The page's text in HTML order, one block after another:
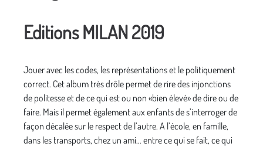
Editions MILAN 2019
Jouer avec les codes, les représentations et le politiquement
correct. Cet album très drôle permet de rire des injonctions
de politesse et de ce qui est ou non «bien élevé» de dire ou de
faire. Mais il permet également aux enfants de s’interroger de
façon décalée sur le respect de l’autre. A l’école, en famille,
dans les transports, chez un ami… entre ce qui se fait, ce qui